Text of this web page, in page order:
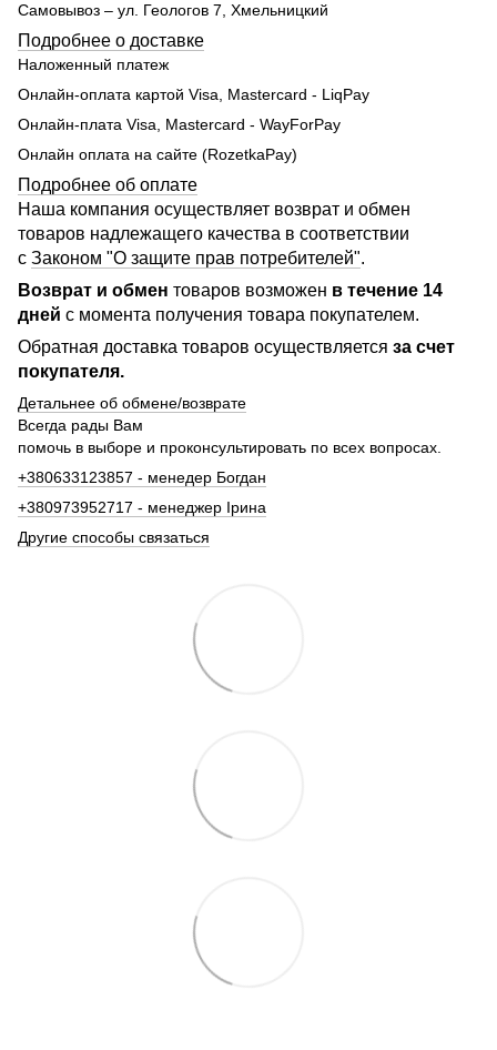
Самовывоз – ул. Геологов 7, Хмельницкий
Подробнее о доставке
Наложенный платеж
Онлайн-оплата картой Visa, Mastercard - LiqPay
Онлайн-плата Visa, Mastercard - WayForPay
Онлайн оплата на сайте (RozetkaPay)
Подробнее об оплате
Наша компания осуществляет возврат и обмен
товаров надлежащего качества в соответствии
с Законом "О защите прав потребителей".
Возврат и обмен товаров возможен в течение 14
дней с момента получения товара покупателем.
Обратная доставка товаров осуществляется за счет
покупателя.
Детальнее об обмене/возврате
Всегда рады Вам
помочь в выборе и проконсультировать по всех вопросах.
+380633123857 - менедер Богдан
+380973952717 - менеджер Ірина
Другие способы связаться